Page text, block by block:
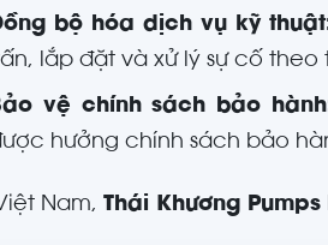
bộ hóa dịch vụ kỹ
lắp đặt và xử lý sự cố
vệ chính sách bảo
hưởng chính sách bảo
Nam, Thái Khương Pumps